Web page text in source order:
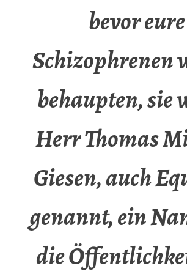
bevor eure
Schizophrenen
behaupten, sie
Herr Thomas
Giesen, auch
genannt, ein
die